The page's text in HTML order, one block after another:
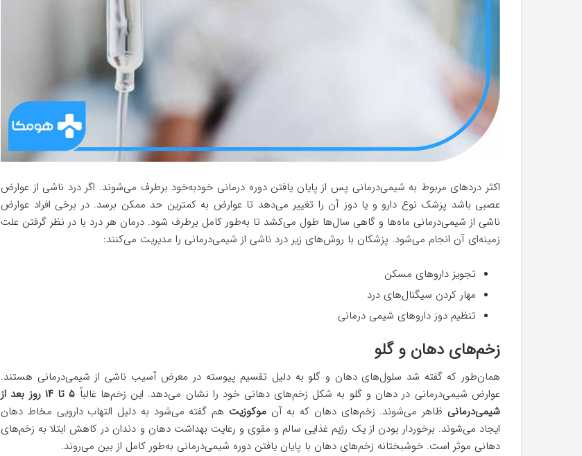
اکثر دردهای مربوط به شیمی‌درمانی پس از پایان یافتن دوره درمانی خودبه‌خود برطرف می‌شوند. اگر درد ناشی از عوارض
عصبی باشد پزشک نوع دارو و یا دوز آن را تغییر می‌دهد تا عوارض به کمترین حد ممکن برسد. در برخی افراد عوارض
ناشی از شیمی‌درمانی ماه‌ها و گاهی سال‌ها طول می‌کشد تا به‌طور کامل برطرف شود. درمان هر درد با در نظر گرفتن علت
زمینه‌ای آن انجام می‌شود. پزشکان با روش‌های زیر درد ناشی از شیمی‌درمانی را مدیریت می‌کنند:
تجویز داروهای مسکن
مهار کردن سیگنال‌های درد
تنظیم دوز داروهای شیمی درمانی
زخم‌های دهان و گلو
همان‌طور که گفته شد سلول‌های دهان و گلو به دلیل تقسیم پیوسته در معرض آسیب ناشی از شیمی‌درمانی هستند.
عوارض شیمی‌درمانی در دهان و گلو به شکل زخم‌های دهانی خود را نشان می‌دهد. این زخم‌ها غالباً
۵ تا ۱۴ روز بعد از
شیمی‌درمانی ظاهر می‌شوند. زخم‌های دهان که به آنموکوزیت هم گفته می‌شود به دلیل التهاب دارویی مخاط دهان
ایجاد می‌شوند. برخوردار بودن از یک رژیم غذایی سالم و مقوی و رعایت بهداشت دهان و دندان در کاهش ابتلا به زخم‌های
دهانی موثر است. خوشبختانه زخم‌های دهان با پایان یافتن دوره شیمی‌درمانی به‌طور کامل از بین می‌روند.